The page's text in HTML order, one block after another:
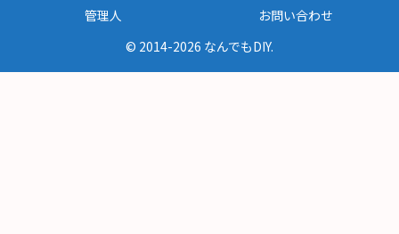
管理人
お問い合わせ
© 2014-2026 なんでもDIY.